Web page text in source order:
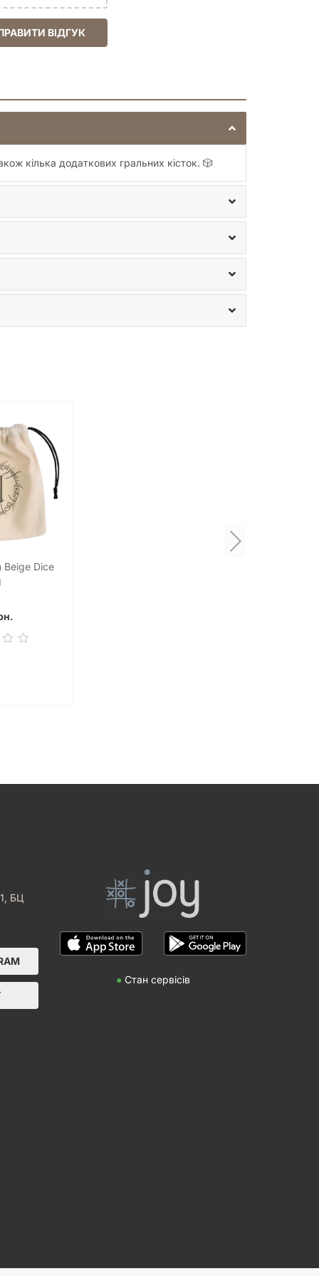
ВІДГУК
кілька додаткових гральних кісток. 🎲
Beige Dice
БЦ
● Стан сервісів